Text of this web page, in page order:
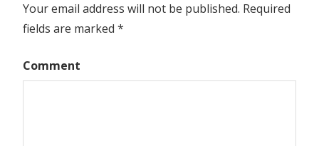
Your email address will not be published. Required
fields are marked *
Comment